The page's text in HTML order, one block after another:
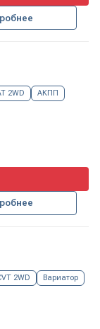
2WD АКПП
2WD Вариатор